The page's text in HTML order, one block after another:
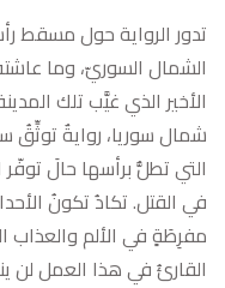
تدور الرواية حول مسقط
الشمال السوريّ، وما
الأخير الذي غيَّب تلك
شمال سوريا، روايةٌ
التي تطلُّ برأسها حالَ توفّر
في القتل. تكادُ تكونُ
مفرِطَةٍ في الألم والعذاب
القارئُ في هذا العمل لن